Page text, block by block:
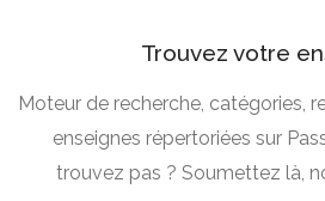
Trouvez votre
Moteur de recherche, catégories,
enseignes répertoriées sur
trouvez pas ? Soumettez là,